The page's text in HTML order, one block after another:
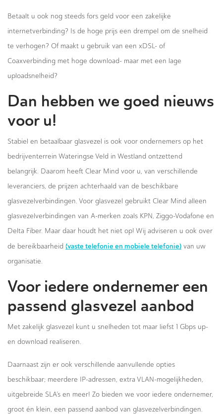
Betaalt u ook nog steeds fors geld voor een zakelijke
internetverbinding? Is de hoge prijs een drempel om de snelheid
te verhogen? Of maakt u gebruik van een xDSL- of
Coaxverbinding met hoge download- maar met een lage
uploadsnelheid?
Dan hebben we goed nieuws
voor u!
Stabiel en betaalbaar glasvezel is ook voor ondernemers op het
bedrijventerrein Wateringse Veld in Westland ontzettend
belangrijk. Daarom heeft Clear Mind voor u, van verschillende
leveranciers, de prijzen achterhaald van de beschikbare
glasvezelverbindingen. Voor glasvezel gebruikt Clear Mind alleen
glasvezelverbindingen van A-merken zoals KPN, Ziggo-Vodafone en
Delta Fiber. Maar daar houdt het niet op! Wij adviseren u ook over
de bereikbaarheid (vaste telefonie en mobiele telefonie) van uw
organisatie.
Voor iedere ondernemer een
passend glasvezel aanbod
Met zakelijk glasvezel kunt u snelheden tot maar liefst 1 Gbps up-
en download realiseren.
Daarnaast zijn er ook verschillende aanvullende opties
beschikbaar; meerdere IP-adressen, extra VLAN-mogelijkheden,
uitgebreide SLA’s en meer! Zo bieden we voor iedere ondernemer,
groot én klein, een passend aanbod van glasvezelverbindingen.